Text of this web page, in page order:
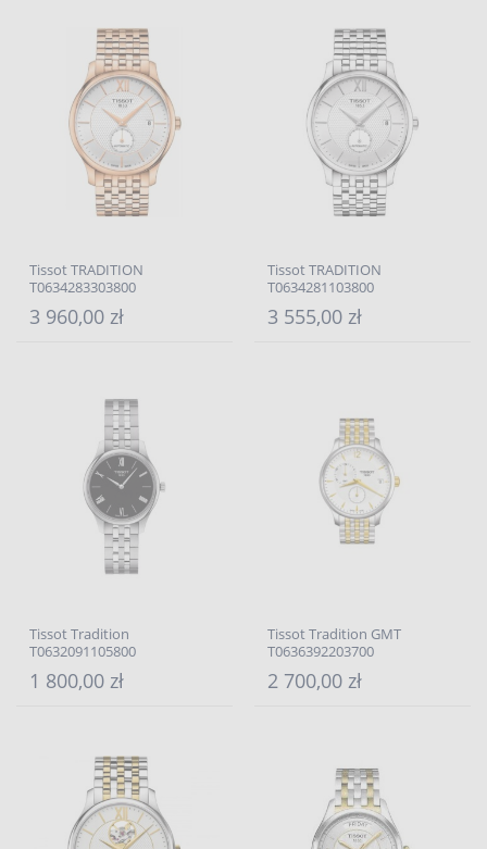
Tissot TRADITION
T0634283303800
3 960,00 zł
Tissot TRADITION
T0634281103800
3 555,00 zł
Tissot Tradition
T0632091105800
1 800,00 zł
Tissot Tradition GMT
T0636392203700
2 700,00 zł